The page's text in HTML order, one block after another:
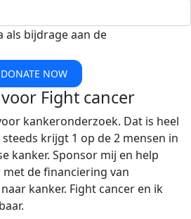
als bijdrage aan de
DONATE NOW
Fight cancer
kankeronderzoek. Dat is heel
krijgt 1 op de 2 mensen in
kanker. Sponsor mij en help
de financiering van
kanker. Fight cancer en ik